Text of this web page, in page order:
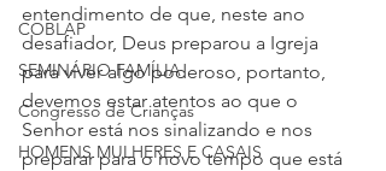
COBLAP
SEMINÁRIO FAMÍLIA
Congresso de Crianças
HOMENS MULHERES E CASAIS
entendimento de que, neste ano
desafiador, Deus preparou a Igreja
para viver algo poderoso, portanto,
devemos estar atentos ao que o
Senhor está nos sinalizando e nos
preparar para o novo tempo que está